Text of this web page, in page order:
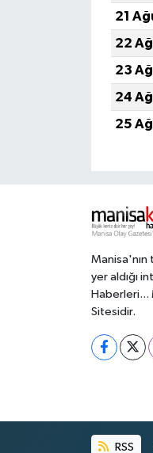
21
22
23
24
25
Manisa'nın
yer aldığı
Haberleri...
Sitesidir.
RSS